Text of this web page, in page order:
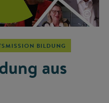
©
BILDUNG
aus